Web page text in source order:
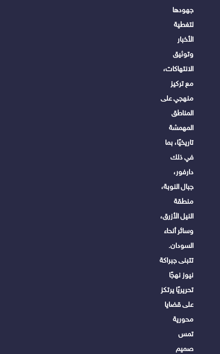
جهودها
لتغطية
الأخبار
وتوثيق
الانتهاكات،
مع تركيز
منهجي على
المناطق
المهمشة
تاريخيًا، بما
في ذلك
دارفور،
جبال النوبة،
منطقة
النيل الأزرق،
وسائر أنحاء
السودان.
تتبنى جبراكة
نيوز نهجًا
تحريريًا يرتكز
على قضايا
محورية
تمس
صميم